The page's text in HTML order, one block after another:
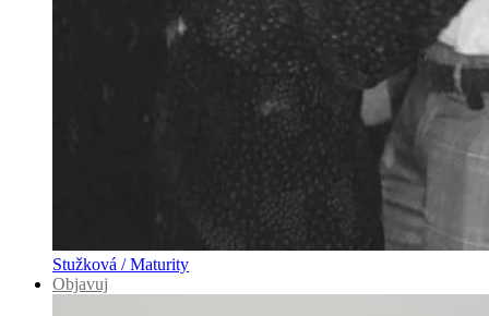
Stužková / Maturity
Objavuj